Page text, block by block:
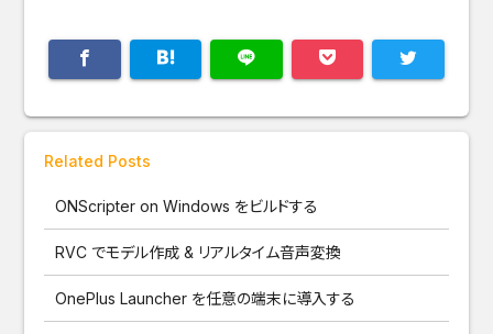
Related Posts
ONScripter on Windows をビルドする
RVC でモデル作成 & リアルタイム音声変換
OnePlus Launcher を任意の端末に導入する